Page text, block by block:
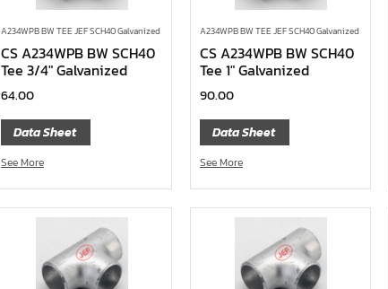
A234WPB BW TEE JEF SCH40 Galvanized
CS A234WPB BW SCH40
Tee 3/4″ Galvanized
64.00
Data Sheet
See More
A234WPB BW TEE JEF SCH40 Galvanized
CS A234WPB BW SCH40
Tee 1″ Galvanized
90.00
Data Sheet
See More